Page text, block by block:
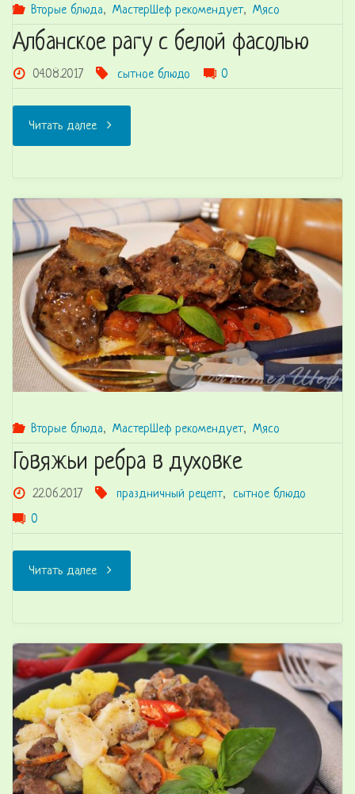
Вторые блюда, МастерШеф рекомендует, Мясо
Албанское рагу с белой фасолью
04.08.2017 сытное блюдо 0
Читать далее"Албанское
с
белой
фасолью"
Вторые блюда, МастерШеф рекомендует, Мясо
Говяжьи ребра в духовке
22.06.2017 праздничный рецепт, сытное блюдо
0
Читать далее"Говяжьи
в
духовке"